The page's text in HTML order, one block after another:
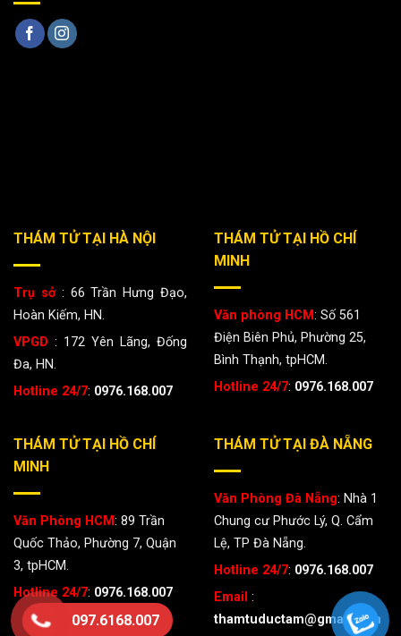
THÁM TỬ TẠI HÀ NỘI
Trụ sở : 66 Trần Hưng Đạo,
Hoàn Kiếm, HN.
VPGD : 172 Yên Lãng, Đống
Đa, HN.
Hotline 24/7: 0976.168.007
THÁM TỬ TẠI HỒ CHÍ
MINH
Văn phòng HCM: Số 561
Điện Biên Phủ, Phường 25,
Bình Thạnh, tpHCM.
Hotline 24/7: 0976.168.007
THÁM TỬ TẠI HỒ CHÍ
MINH
Văn Phòng HCM: 89 Trần
Quốc Thảo, Phường 7, Quận
3, tpHCM.
Hotline 24/7: 0976.168.007
THÁM TỬ TẠI ĐÀ NẴNG
Văn Phòng Đà Nẵng: Nhà 1
Chung cư Phước Lý, Q. Cẩm
Lệ, TP Đà Nẵng.
Hotline 24/7: 0976.168.007
Email :
thamtuductam@gmail.com
097.6168.007